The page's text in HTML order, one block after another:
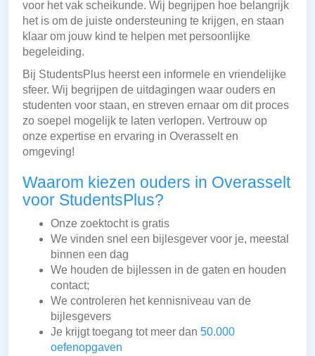
voor het vak scheikunde. Wij begrijpen hoe belangrijk
het is om de juiste ondersteuning te krijgen, en staan
klaar om jouw kind te helpen met persoonlijke
begeleiding.
Bij StudentsPlus heerst een informele en vriendelijke
sfeer. Wij begrijpen de uitdagingen waar ouders en
studenten voor staan, en streven ernaar om dit proces
zo soepel mogelijk te laten verlopen. Vertrouw op
onze expertise en ervaring in Overasselt en
omgeving!
Waarom kiezen ouders in Overasselt
voor StudentsPlus?
Onze zoektocht is gratis
We vinden snel een bijlesgever voor je, meestal
binnen een dag
We houden de bijlessen in de gaten en houden
contact;
We controleren het kennisniveau van de
bijlesgevers
Je krijgt toegang tot meer dan 50.000
oefenopgaven